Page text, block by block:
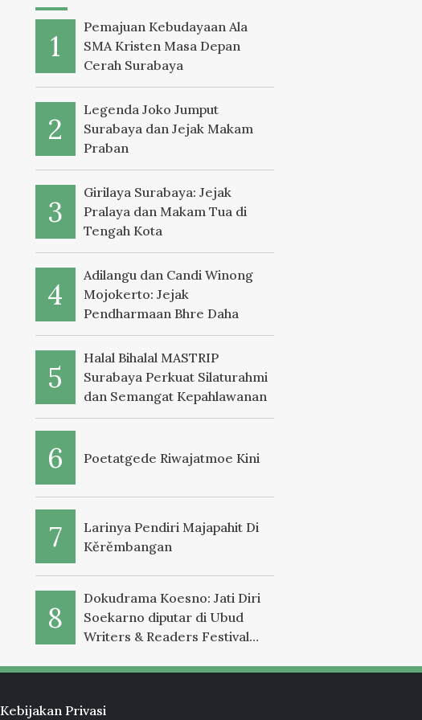
Pemajuan Kebudayaan Ala
SMA Kristen Masa Depan
Cerah Surabaya
Legenda Joko Jumput
Surabaya dan Jejak Makam
Praban
Girilaya Surabaya: Jejak
Pralaya dan Makam Tua di
Tengah Kota
Adilangu dan Candi Winong
Mojokerto: Jejak
Pendharmaan Bhre Daha
Halal Bihalal MASTRIP
Surabaya Perkuat Silaturahmi
dan Semangat Kepahlawanan
Poetatgede Riwajatmoe Kini
Larinya Pendiri Majapahit Di
Kěrěmbangan
Dokudrama Koesno: Jati Diri
Soekarno diputar di Ubud
Writers & Readers Festival
Kebijakan Privasi